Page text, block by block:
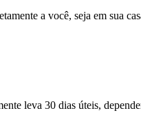
a você, seja em sua
leva 30 dias úteis,